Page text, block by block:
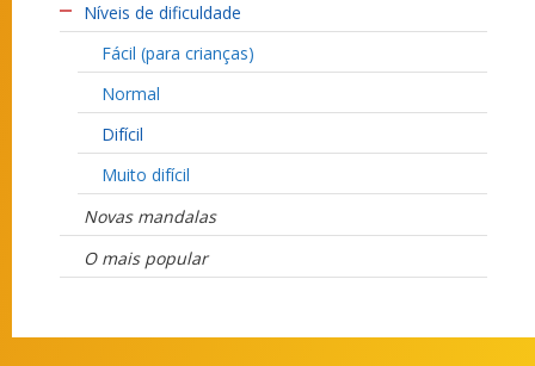
Níveis de dificuldade
Fácil (para crianças)
Normal
Difícil
Muito difícil
Novas mandalas
O mais popular